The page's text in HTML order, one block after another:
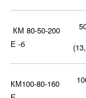
КМ 80-50-200
Е -б
КМ100-80-160